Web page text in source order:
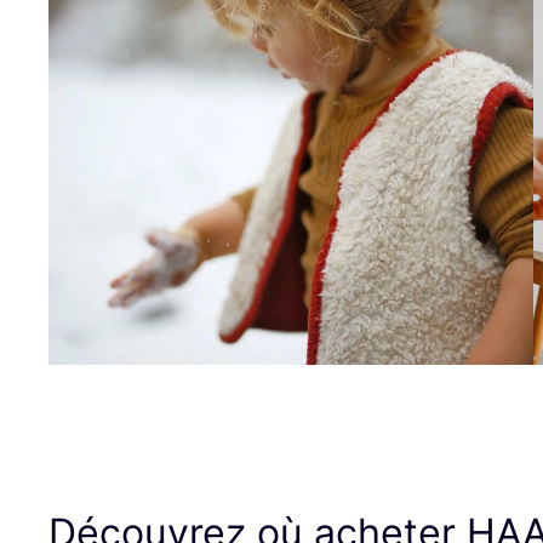
Découvrez où acheter